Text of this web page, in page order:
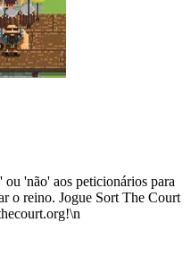
'não' aos peticionários para
o reino. Jogue Sort The Court